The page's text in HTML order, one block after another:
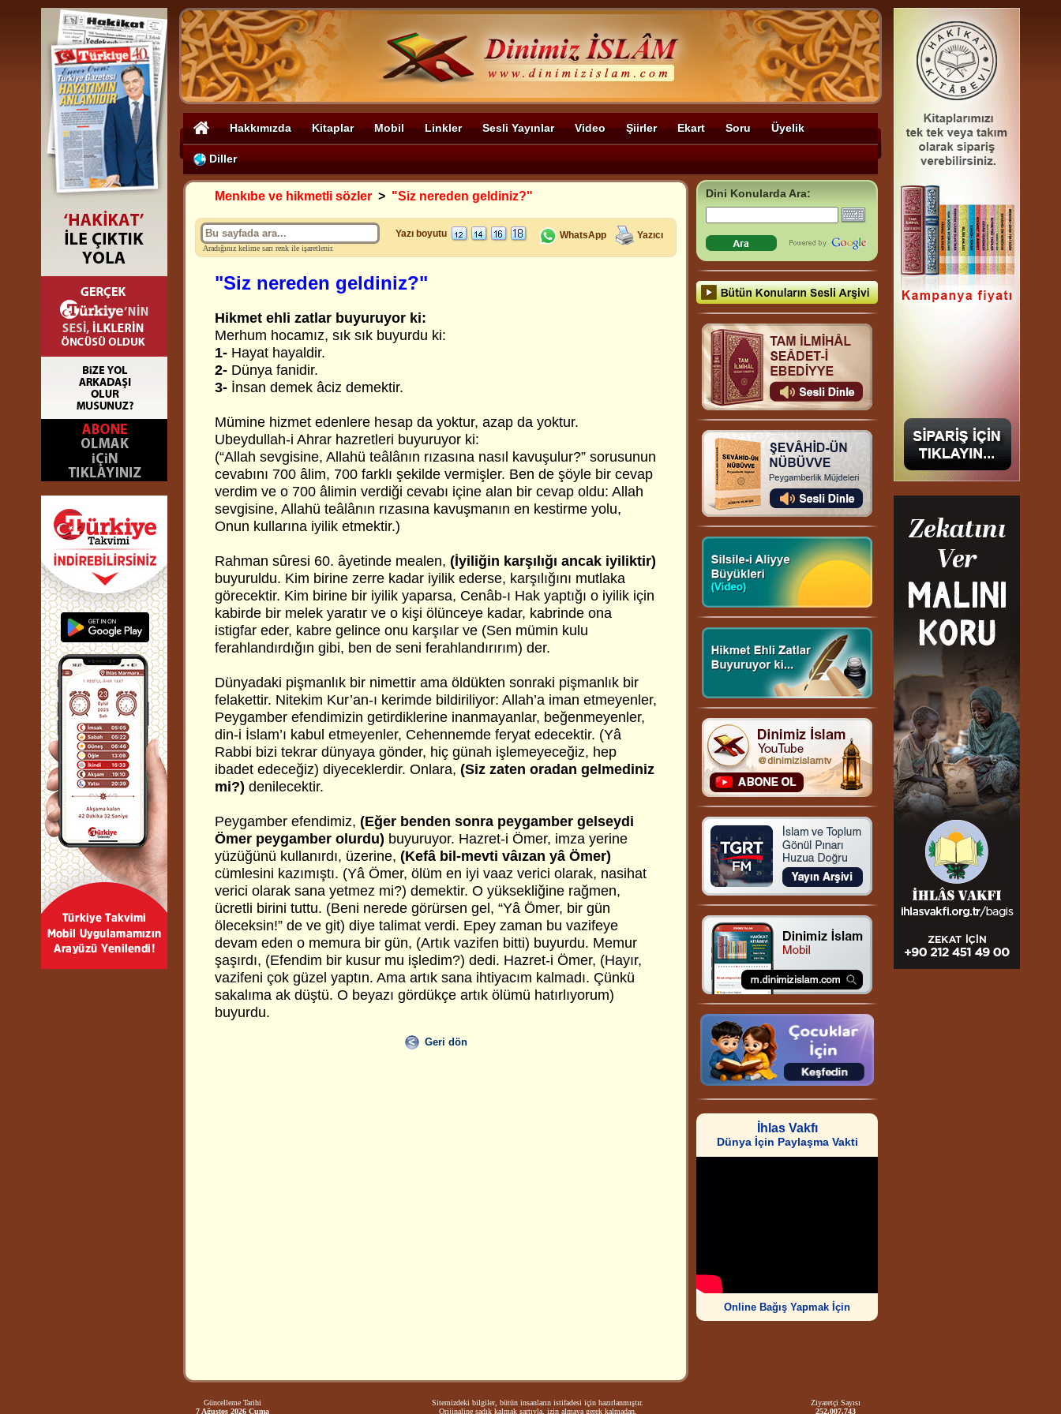
Hakkımızda Kitaplar Mobil Linkler Sesli Yayınlar Video Şiirler Ekart Soru Üyelik
Diller
Menkıbe ve hikmetli sözler > "Siz nereden geldiniz?"
Aradığınız kelime sarı renk ile işaretlenir.
Yazı boyutu WhatsApp Yazıcı
"Siz nereden geldiniz?"
Hikmet ehli zatlar buyuruyor ki:
Merhum hocamız, sık sık buyurdu ki:
1- Hayat hayaldir.
2- Dünya fanidir.
3- İnsan demek âciz demektir.
Mümine hizmet edenlere hesap da yoktur, azap da yoktur.
Ubeydullah-i Ahrar hazretleri buyuruyor ki:
(“Allah sevgisine, Allahü teâlânın rızasına nasıl kavuşulur?” sorusunun
cevabını 700 âlim, 700 farklı şekilde vermişler. Ben de şöyle bir cevap
verdim ve o 700 âlimin verdiği cevabı içine alan bir cevap oldu: Allah
sevgisine, Allahü teâlânın rızasına kavuşmanın en kestirme yolu,
Onun kullarına iyilik etmektir.)
Rahman sûresi 60. âyetinde mealen, (İyiliğin karşılığı ancak iyiliktir)
buyuruldu. Kim birine zerre kadar iyilik ederse, karşılığını mutlaka
görecektir. Kim birine bir iyilik yaparsa, Cenâb-ı Hak yaptığı o iyilik için
kabirde bir melek yaratır ve o kişi ölünceye kadar, kabrinde ona
istigfar eder, kabre gelince onu karşılar ve (Sen mümin kulu
ferahlandırdığın gibi, ben de seni ferahlandırırım) der.
Dünyadaki pişmanlık bir nimettir ama öldükten sonraki pişmanlık bir
felakettir. Nitekim Kur’an-ı kerimde bildiriliyor: Allah’a iman etmeyenler,
Peygamber efendimizin getirdiklerine inanmayanlar, beğenmeyenler,
din-i İslam’ı kabul etmeyenler, Cehennemde feryat edecektir. (Yâ
Rabbi bizi tekrar dünyaya gönder, hiç günah işlemeyeceğiz, hep
ibadet edeceğiz) diyeceklerdir. Onlara, (Siz zaten oradan gelmediniz
mi?) denilecektir.
Peygamber efendimiz, (Eğer benden sonra peygamber gelseydi
Ömer peygamber olurdu) buyuruyor. Hazret-i Ömer, imza yerine
yüzüğünü kullanırdı, üzerine, (Kefâ bil-mevti vâızan yâ Ömer)
cümlesini kazımıştı. (Yâ Ömer, ölüm en iyi vaaz verici olarak, nasihat
verici olarak sana yetmez mi?) demektir. O yüksekliğine rağmen,
ücretli birini tuttu. (Beni nerede görürsen gel, “Yâ Ömer, bir gün
öleceksin!” de ve git) diye talimat verdi. Epey zaman bu vazifeye
devam eden o memura bir gün, (Artık vazifen bitti) buyurdu. Memur
şaşırdı, (Efendim bir kusur mu işledim?) dedi. Hazret-i Ömer, (Hayır,
vazifeni çok güzel yaptın. Ama artık sana ihtiyacım kalmadı. Çünkü
sakalıma ak düştü. O beyazı gördükçe artık ölümü hatırlıyorum)
buyurdu.
Geri dön
Dini Konularda Ara:
İhlas Vakfı
Dünya İçin Paylaşma Vakti
Online Bağış Yapmak İçin
Güncelleme Tarihi
7 Ağustos 2026 Cuma
Sitemizdeki bilgiler, bütün insanların istifadesi için hazırlanmıştır.
Orijinaline sadık kalmak şartıyla, izin almaya gerek kalmadan,
Ziyaretçi Sayısı
252.007.743